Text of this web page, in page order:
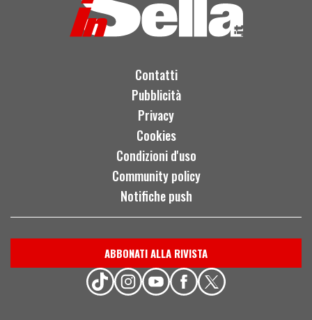
Contatti
Pubblicità
Privacy
Cookies
Condizioni d'uso
Community policy
Notifiche push
ABBONATI ALLA RIVISTA